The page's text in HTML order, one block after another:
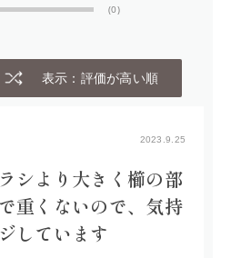
(0)
表示：評価が高い順
2023.9.25
シより大きく櫛の部
重くないので、気持
しています